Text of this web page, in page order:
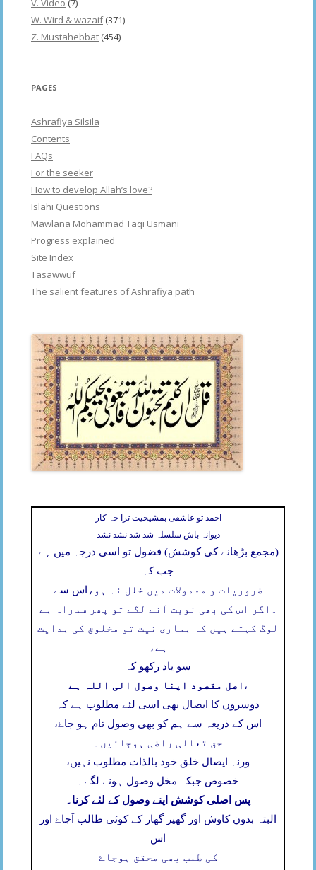
V. Video (7)
W. Wird & wazaif(371)
Z. Mustahebbat (454)
PAGES
Ashrafiya Silsila
Contents
FAQs
For the seeker
How to develop Allah’s love?
Islahi Questions
Mawlana Mohammad Taqi Usmani
Progress explained
Site Index
Tasawwuf
The salient features of Ashrafiya path
احمد تو عاشقی بمشیخیت ترا چہ کار
دیوانہ باش سلسلہ شد شد نشد نشد
(مجمع بڑھانے کی کوشش) فضول تو اسی درجہ میں ہے
جب کہ
اس سے ضروریات و معمولات میں خلل نہ ہو،
اگر اس کی بھی نوبت آنے لگے تو پھر سدراہ ہے
لوگ کہتے ہیں کہ ہماری نیت تو مخلوق کی ہدایت
ہے،
سو یاد رکھو کہ
اصل مقصود اپنا وصول الی اللہ ہے ،
دوسروں کا ایصال بھی اسی لئے مطلوب ہے کہ
اس کے ذریعہ سے ہم کو بھی وصول تام ہو جاۓ،
حق تعالی راضی ہوجائیں۔
ورنہ ایصال خلق خود بالذات مطلوب نہیں،
خصوص جبکہ مخل وصول ہونے لگے۔
پس اصلی کوشش اپنے وصول کے لئے کرنا۔
البتہ بدون کاوش اور گھیر گھار کے کوئی طالب آجاۓ اور
اس
کی طلب بھی محقق ہوجاۓ